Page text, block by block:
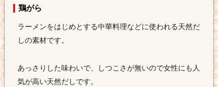
鶏がら
ラーメンをはじめとする中華料理などに使われる天然だ
しの素材です。
あっさりした味わいで、しつこさが無いので女性にも人
気が高い天然だしです。